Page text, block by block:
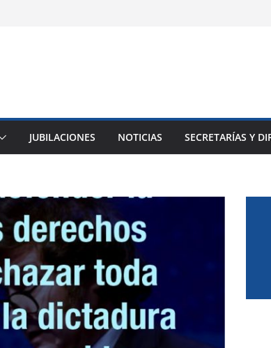
JUBILACIONES NOTICIAS SECRETARÍAS Y